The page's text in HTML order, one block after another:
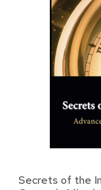
Secrets of the